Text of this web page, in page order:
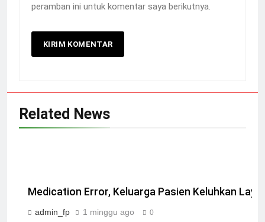
peramban ini untuk komentar saya berikutnya.
Related News
Medication Error, Keluarga Pasien Keluhkan
admin_fp 1 minggu ago 0